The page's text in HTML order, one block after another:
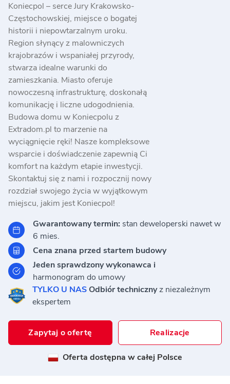
Koniecpol – serce Jury Krakowsko-
Częstochowskiej, miejsce o bogatej
historii i niepowtarzalnym uroku.
Region słynący z malowniczych
krajobrazów i wspaniałej przyrody,
stwarza idealne warunki do
zamieszkania. Miasto oferuje
nowoczesną infrastrukturę, doskonałą
komunikację i liczne udogodnienia.
Budowa domu w Koniecpolu z
Extradom.pl to marzenie na
wyciągnięcie ręki! Nasze kompleksowe
wsparcie i doświadczenie zapewnią Ci
komfort na każdym etapie inwestycji.
Skontaktuj się z nami i rozpocznij nowy
rozdział swojego życia w wyjątkowym
miejscu, jakim jest Koniecpol!
Gwarantowany termin: stan deweloperski nawet w
6 mies.
Cena znana przed startem budowy
Jeden sprawdzonywykonawca i
harmonogram do umowy
TYLKO U NAS Odbiórtechnicznyz niezależnym
ekspertem
Zapytaj o ofertę Realizacje
Oferta dostępna w całej Polsce